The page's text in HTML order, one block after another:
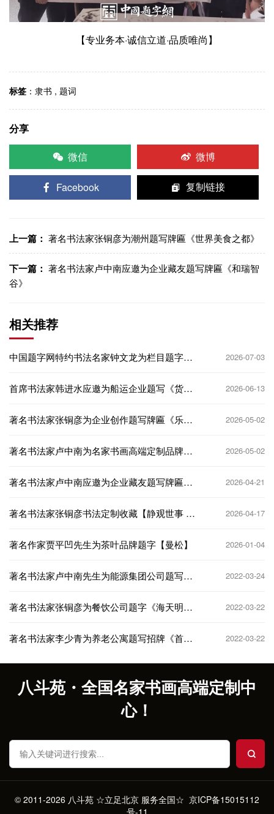
【专业务本·诚信立道·品质唯尚】
标签 ： 隶书 , 题词
分享
微信
微博
Facebook 复制链接
上一篇： 著名书法家张铜彦为潮州题写牌匾《世界美食之都》
下一篇： 著名书法家卢中南应邀为企业藏友题写牌匾《和瑞智
谷》
相关推荐
中国题字网特约书法名家钟文龙为栏目题字
2026-07-03
首席书法家韩进水应邀为船运企业题写《货如
2026-06-13
著名书法家张铜彦为企业创作题写牌匾《乐年
2026-05-02
著名书法家卢中南为名家书画高端定制品牌题
2026-05-02
著名书法家卢中南应邀为企业藏友题写牌匾
2026-04-21
著名书法家张铜彦书法定制收藏【静观世事 笑
2026-04-17
著名作家贾平凹先生为茶叶品牌题字【曼松】 2026-01-04
著名书法家卢中南先生为能源集团公司题写牌
2022-03-24
著名书法家张铜彦为餐饮公司题字《海天明月
2022-03-22
著名书法家李少青为养老公寓题写招牌《首厚
2022-03-22
八斗苑・全国名家书画高端定制中
心！
© 2011-2026 八斗苑 ☆立足北京 服务全国☆ 京ICP备15015112